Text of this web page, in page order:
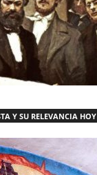
Y SU RELEVANCIA HOY